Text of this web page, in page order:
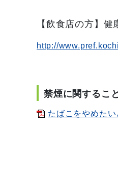
【飲食店の方】
http://
禁煙に関すること
たばこをやめた